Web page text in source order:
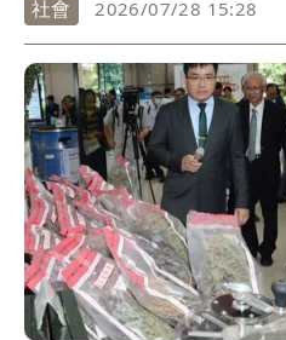
社會 2026/07/28 15:28